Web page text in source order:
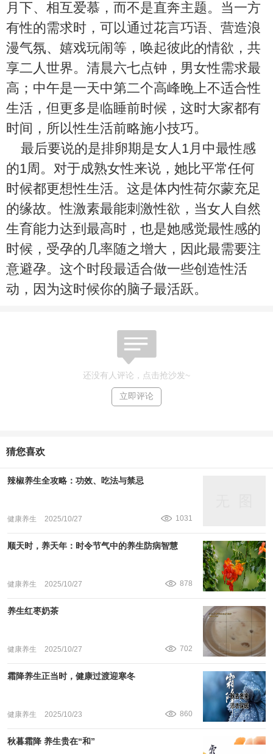
月下、相互爱慕，而不是直奔主题。当一方
有性的需求时，可以通过花言巧语、营造浪
漫气氛、嬉戏玩闹等，唤起彼此的情欲，共
享二人世界。清晨六七点钟，男女性需求最
高；中午是一天中第二个高峰晚上不适合性
生活，但更多是临睡前时候，这时大家都有
时间，所以性生活前略施小技巧。
最后要说的是排卵期是女人1月中最性感
的1周。对于成熟女性来说，她比平常任何
时候都更想性生活。这是体内性荷尔蒙充足
的缘故。性激素最能刺激性欲，当女人自然
生育能力达到最高时，也是她感觉最性感的
时候，受孕的几率随之增大，因此最需要注
意避孕。这个时段最适合做一些创造性活
动，因为这时候你的脑子最活跃。
还没有人评论，点击抢沙发~
立即评论
猜您喜欢
辣椒养生全攻略：功效、吃法与禁忌
健康养生 2025/10/27 1031
顺天时，养天年：时令节气中的养生防病智慧
健康养生 2025/10/27 878
养生红枣奶茶
健康养生 2025/10/27 702
霜降养生正当时，健康过渡迎寒冬
健康养生 2025/10/23 860
秋暮霜降 养生贵在“和”